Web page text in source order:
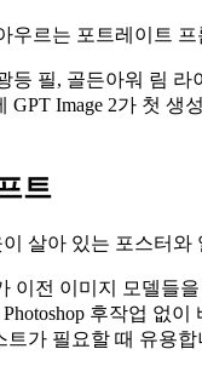
우르는 포트레이트 프
등 필, 골든아워 림
Image 2가 첫
트
살아 있는 포스터와
이전 이미지 모델
후작업 없
가 필요할 때 유용합